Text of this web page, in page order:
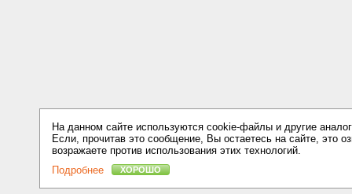
На данном сайте используются cookie-файлы и другие
Если, прочитав это сообщение, Вы остаетесь на сайте, это
возражаете против использования этих технологий.
Подробнее
ХОРОШО